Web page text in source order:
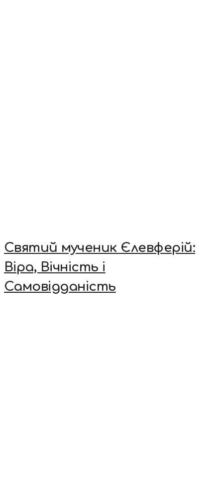
Святий мученик Єлевферій:
Віра, Вічність і
Самовідданість